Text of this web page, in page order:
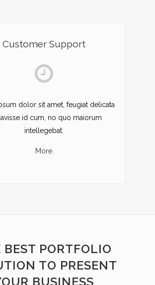
Customer Support
dolor sit amet, feugiat delicata
id cum, no quo maiorum
intellegebat.
More
BEST PORTFOLIO
TO PRESENT
BUSINESS